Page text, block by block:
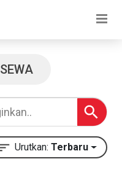
SEWA
Urutkan: Terbaru